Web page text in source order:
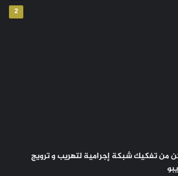
2
من تفكيك شبكة إجرامية لتهريب و ترويج